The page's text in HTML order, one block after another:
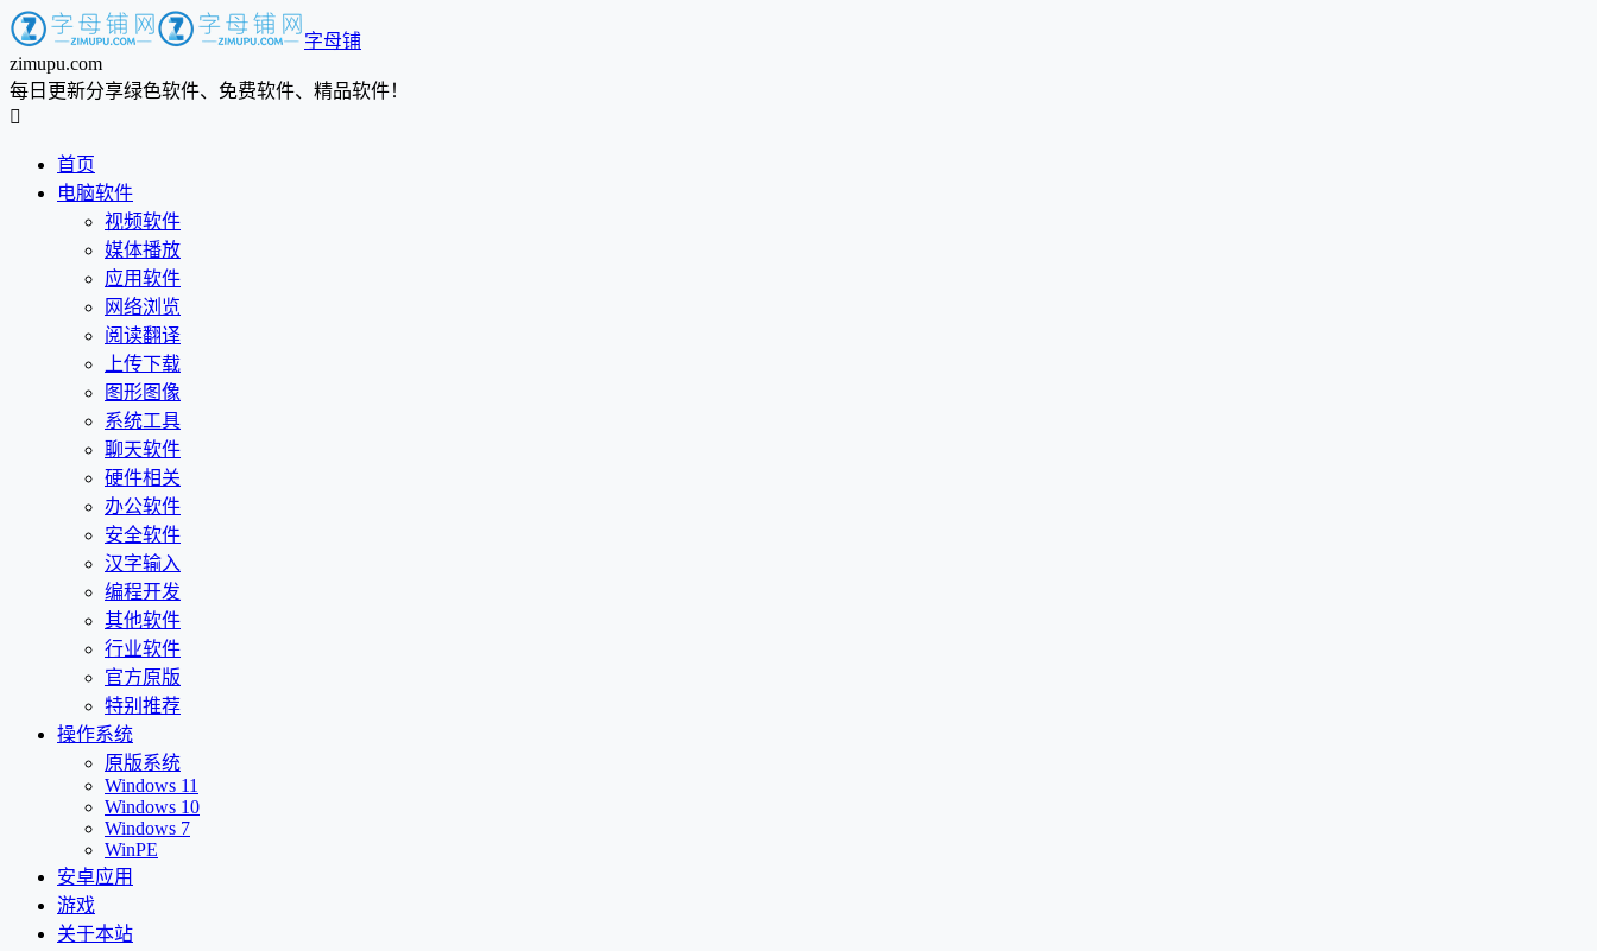
字母铺
zimupu.com
每日更新分享绿色软件、免费软件、精品软件！

首页
电脑软件
视频软件
媒体播放
应用软件
网络浏览
阅读翻译
上传下载
图形图像
系统工具
聊天软件
硬件相关
办公软件
安全软件
汉字输入
编程开发
其他软件
行业软件
官方原版
特别推荐
操作系统
原版系统
Windows 11
Windows 10
Windows 7
WinPE
安卓应用
游戏
关于本站